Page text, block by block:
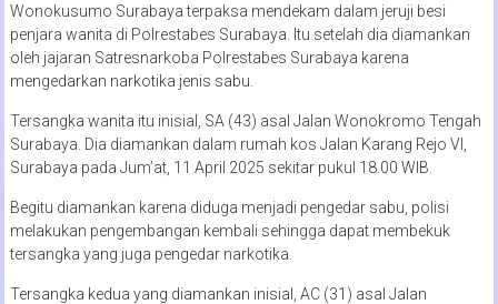
Wonokusumo Surabaya terpaksa mendekam dalam jeruji besi
penjara wanita di Polrestabes Surabaya. Itu setelah dia diamankan
oleh jajaran Satresnarkoba Polrestabes Surabaya karena
mengedarkan narkotika jenis sabu.
Tersangka wanita itu inisial, SA (43) asal Jalan Wonokromo Tengah
Surabaya. Dia diamankan dalam rumah kos Jalan Karang Rejo VI,
Surabaya pada Jum’at, 11 April 2025 sekitar pukul 18.00 WIB.
Begitu diamankan karena diduga menjadi pengedar sabu, polisi
melakukan pengembangan kembali sehingga dapat membekuk
tersangka yang juga pengedar narkotika.
Tersangka kedua yang diamankan inisial, AC (31) asal Jalan